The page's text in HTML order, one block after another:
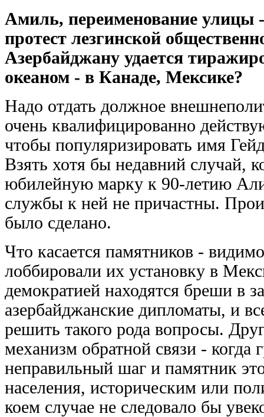
Амиль, переименование улицы
протест лезгинской
Азербайджану удается
океаном - в Канаде, Мексике?
Надо отдать должное
очень квалифицированно
чтобы популяризировать имя
Взять хотя бы недавний случай,
юбилейную марку к 90-летию
службы к ней не причастны.
было сделано.
Что касается памятников -
лоббировали их установку в
демократией находятся бреши в
азербайджанские дипломаты, и
решить такого рода вопросы.
механизм обратной связи - когда
неправильный шаг и памятник
населения, историческим или
коем случае не следовало бы